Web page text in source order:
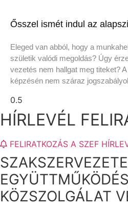
Ősszel ismét indul az
Eleged van abból, hogy a
születik valódi megoldás? Úgy
vezetés nem hallgat meg titeket?
képzésén nem száraz
HÍRLEVÉL
FELIRATKOZÁS A SZEF
KÖZSZOLGÁLAT